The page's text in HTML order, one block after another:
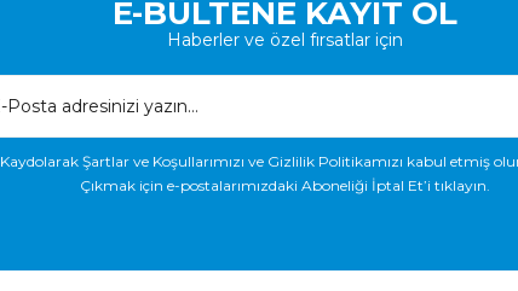
E-BÜLTENE KAYIT OL
Haberler ve özel fırsatlar için
Kaydolarak Şartlar ve Koşullarımızı ve Gizlilik Politikamızı kabul etmiş
Çıkmak için e-postalarımızdaki Aboneliği İptal Et’i tıklayın.